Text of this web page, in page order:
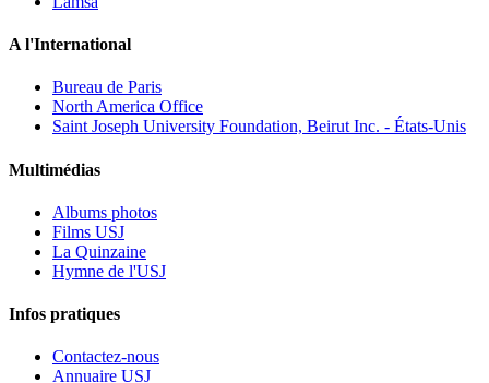
A l'International
Bureau de Paris
North America Office
Saint Joseph University Foundation, Beirut Inc. - États-Unis
Multimédias
Albums photos
Films USJ
La Quinzaine
Hymne de l'USJ
Infos pratiques
Contactez-nous
Annuaire USJ